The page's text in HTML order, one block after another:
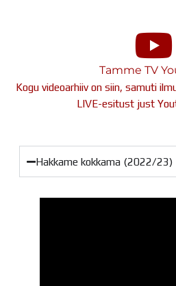
Toitlustamine
Virtuaaltuur
Õpilasesindus
Kontaktid
Tamme TV
Kogu videoarhiiv on siin, samuti
LIVE-esitust just
Hakkame kokkama (2022/23)